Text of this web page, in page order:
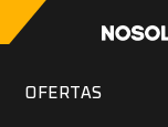
OFERTAS